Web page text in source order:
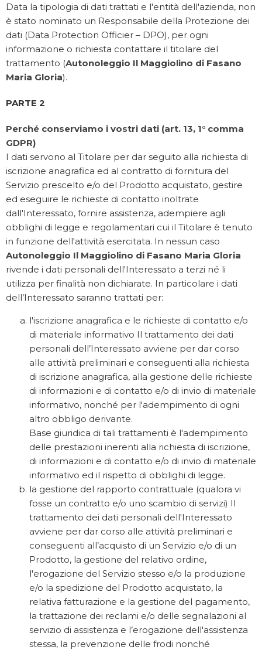
Data la tipologia di dati trattati e l'entità dell'azienda, non
è stato nominato un Responsabile della Protezione dei
dati (Data Protection Officier – DPO), per ogni
informazione o richiesta contattare il titolare del
trattamento (Autonoleggio Il Maggiolino di Fasano
Maria Gloria).
PARTE 2
Perché conserviamo i vostri dati (art. 13, 1° comma
GDPR)
I dati servono al Titolare per dar seguito alla richiesta di
iscrizione anagrafica ed al contratto di fornitura del
Servizio prescelto e/o del Prodotto acquistato, gestire
ed eseguire le richieste di contatto inoltrate
dall'Interessato, fornire assistenza, adempiere agli
obblighi di legge e regolamentari cui il Titolare è tenuto
in funzione dell'attività esercitata. In nessun caso
Autonoleggio Il Maggiolino di Fasano Maria Gloria
rivende i dati personali dell'Interessato a terzi né li
utilizza per finalità non dichiarate. In particolare i dati
dell’Interessato saranno trattati per:
l'iscrizione anagrafica e le richieste di contatto e/o
di materiale informativo Il trattamento dei dati
personali dell’Interessato avviene per dar corso
alle attività preliminari e conseguenti alla richiesta
di iscrizione anagrafica, alla gestione delle richieste
di informazioni e di contatto e/o di invio di materiale
informativo, nonché per l'adempimento di ogni
altro obbligo derivante.
Base giuridica di tali trattamenti è l'adempimento
delle prestazioni inerenti alla richiesta di iscrizione,
di informazioni e di contatto e/o di invio di materiale
informativo ed il rispetto di obblighi di legge.
la gestione del rapporto contrattuale (qualora vi
fosse un contratto e/o uno scambio di servizi) Il
trattamento dei dati personali dell'Interessato
avviene per dar corso alle attività preliminari e
conseguenti all’acquisto di un Servizio e/o di un
Prodotto, la gestione del relativo ordine,
l'erogazione del Servizio stesso e/o la produzione
e/o la spedizione del Prodotto acquistato, la
relativa fatturazione e la gestione del pagamento,
la trattazione dei reclami e/o delle segnalazioni al
servizio di assistenza e l’erogazione dell'assistenza
stessa, la prevenzione delle frodi nonché